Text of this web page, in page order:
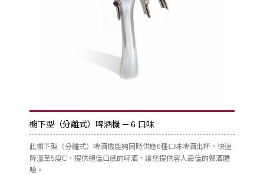
櫥下型（分離式）啤酒機 ─ 6 口味
此櫥下型（分離式）啤酒機能夠同時供應6種口味啤酒出杯，快速
降溫至5度C，提供絕佳口感的啤酒，讓您提供客人最佳的餐酒體
驗。